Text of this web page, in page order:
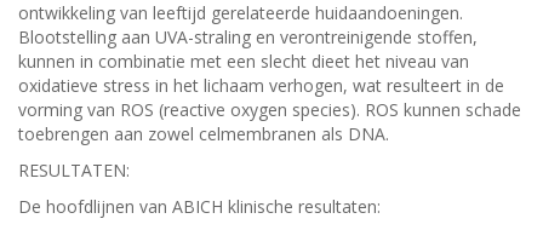
ontwikkeling van leeftijd gerelateerde huidaandoeningen.
Blootstelling aan UVA-straling en verontreinigende stoffen,
kunnen in combinatie met een slecht dieet het niveau van
oxidatieve stress in het lichaam verhogen, wat resulteert in de
vorming van ROS (reactive oxygen species). ROS kunnen schade
toebrengen aan zowel celmembranen als DNA.
RESULTATEN:
De hoofdlijnen van ABICH klinische resultaten: